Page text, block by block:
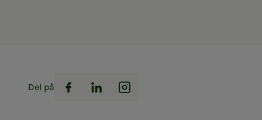
Del på
Facebook
LinkedInInstagram